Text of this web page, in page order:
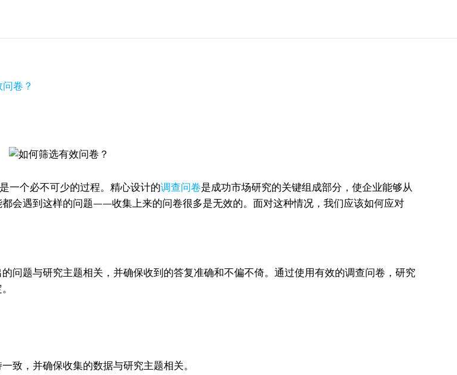
卷？
一个必不可少的过程。精心设计的调查问卷是成功市场研究的关键组成部分，使企业能够从
会遇到这样的问题——收集上来的问卷很多是无效的。面对这种情况，我们应该如何应对
问题与研究主题相关，并确保收到的答复准确和不偏不倚。通过使用有效的调查问卷，研究
致，并确保收集的数据与研究主题相关。